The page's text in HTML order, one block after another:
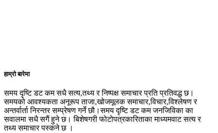
हाम्रो बारेमा
समय दृष्टि डट कम सधै सत्य,तथ्य र निष्पक्ष समाचार प्रति प्रतिवद्ध छ।
समयको आवश्यकता अनूरूप ताजा,खोजमूलक समाचार,विचार,विश्लेषण र
अन्तर्वार्ता निरन्तर सम्प्रेषण गर्ने छौ।समय दृष्टि डट कम जनजिविका का
सवालमा सधै सगैं हुने छ। बिशेषगरी फोटोपत्रकारिताका माध्यमवाट सत्य र
तथ्य समाचार पस्कने छ ।